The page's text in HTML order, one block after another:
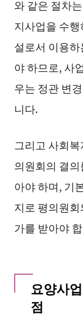
와 같은 절차
지사업을 수
설로서 이용
야 하므로, 사
우는 정관 변
니다.
그리고 사회
의원회의 결
아야 하며, 기
지로 평의원
가를 받아야
요양사
점